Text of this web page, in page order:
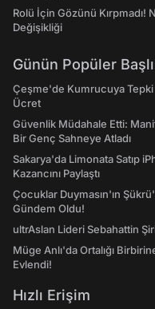
Rolü İçin Gözünü Kırpmadı!
Değişikliği
Günün Popüler
Çeşme'de Kumrucuya Tepki
Ücret
Güvenlik Müdahale Etti:
Bir Genç Sahneye Atladı
Sakarya'da Limonata Satıp
Kazancını Paylaştı
Çocuklar Duymasın'ın
Gündem Oldu!
ultrAslan Lideri Sebahattin
Müge Anlı'da Ortalığı
Evlendi!
Hızlı Erişim